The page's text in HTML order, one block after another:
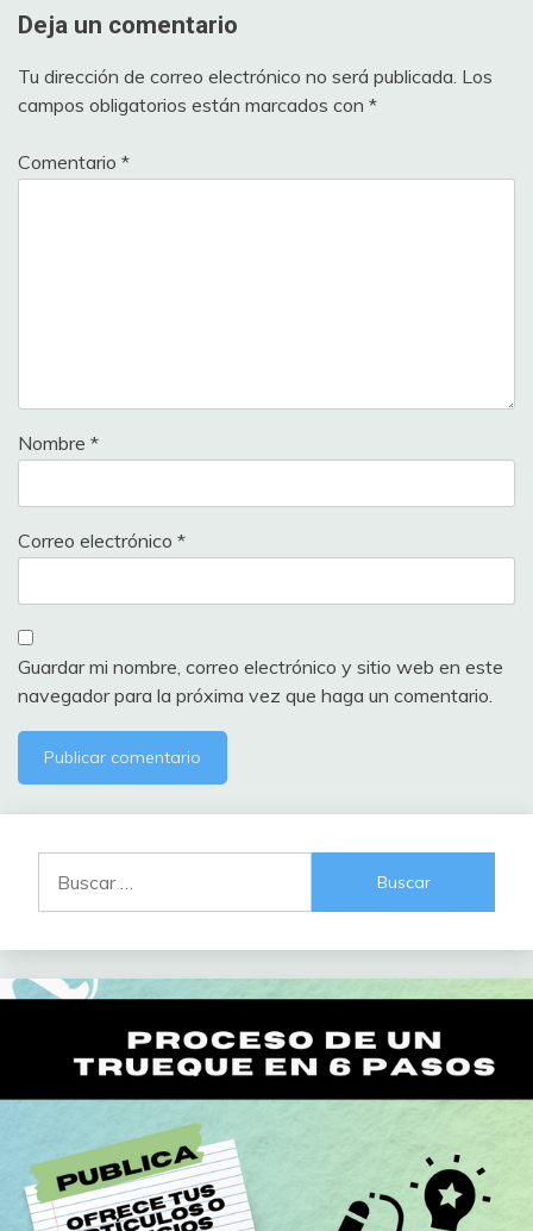
Deja un comentario
Tu dirección de correo electrónico no será publicada. Los
campos obligatorios están marcados con *
Comentario *
Nombre *
Correo electrónico *
Guardar mi nombre, correo electrónico y sitio web en este
navegador para la próxima vez que haga un comentario.